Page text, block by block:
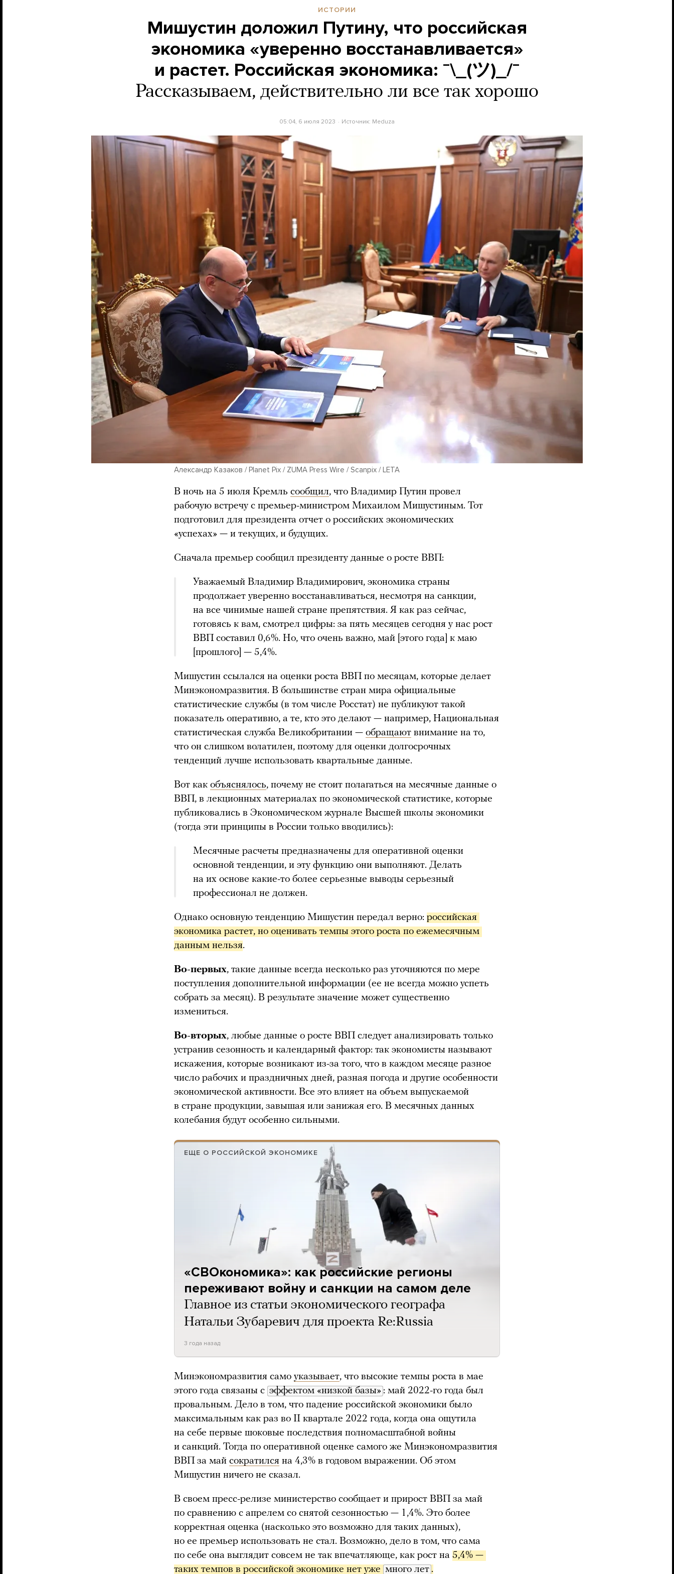
ИСТОРИИ
Мишустин доложил Путину, что российская
экономика «уверенно восстанавливается»
и растет. Российская экономика: ¯\_(ツ)_/¯
Рассказываем, действительно ли все так хорошо
05:04, 6 июля 2023 Источник: Meduza
Александр Казаков / Planet Pix / ZUMA Press Wire / Scanpix / LETA
В ночь на 5 июля Кремль сообщил, что Владимир Путин провел
рабочую встречу с премьер-министром Михаилом Мишустиным. Тот
подготовил для президента отчет о российских экономических
«успехах» — и текущих, и будущих.
Сначала премьер сообщил президенту данные о росте ВВП:
Уважаемый Владимир Владимирович, экономика страны
продолжает уверенно восстанавливаться, несмотря на санкции,
на все чинимые нашей стране препятствия. Я как раз сейчас,
готовясь к вам, смотрел цифры: за пять месяцев сегодня у нас рост
ВВП составил 0,6%. Но, что очень важно, май [этого года] к маю
[прошлого] — 5,4%.
Мишустин ссылался на оценки роста ВВП по месяцам, которые делает
Минэкономразвития. В большинстве стран мира официальные
статистические службы (в том числе Росстат) не публикуют такой
показатель оперативно, а те, кто это делают — например, Национальная
статистическая служба Великобритании — обращают внимание на то,
что он слишком волатилен, поэтому для оценки долгосрочных
тенденций лучше использовать квартальные данные.
Вот как объяснялось, почему не стоит полагаться на месячные данные о
ВВП, в лекционных материалах по экономической статистике, которые
публиковались в Экономическом журнале Высшей школы экономики
(тогда эти принципы в России только вводились):
Месячные расчеты предназначены для оперативной оценки
основной тенденции, и эту функцию они выполняют. Делать
на их основе какие-то более серьезные выводы серьезный
профессионал не должен.
Однако основную тенденцию Мишустин передал верно: российская
экономика растет, но оценивать темпы этого роста по ежемесячным
данным нельзя.
Во-первых, такие данные всегда несколько раз уточняются по мере
поступления дополнительной информации (ее не всегда можно успеть
собрать за месяц). В результате значение может существенно
измениться.
Во-вторых, любые данные о росте ВВП следует анализировать только
устранив сезонность и календарный фактор: так экономисты называют
искажения, которые возникают из-за того, что в каждом месяце разное
число рабочих и праздничных дней, разная погода и другие особенности
экономической активности. Все это влияет на объем выпускаемой
в стране продукции, завышая или занижая его. В месячных данных
колебания будут особенно сильными.
ЕЩЕ О РОССИЙСКОЙ ЭКОНОМИКЕ
«СВОкономика»: как российские регионы
переживают войну и санкции на самом деле
Главное из статьи экономического географа
Натальи Зубаревич для проекта Re:Russia
3 года назад
Минэкономразвития само указывает, что высокие темпы роста в мае
этого года связаны с эффектом «низкой базы» : май 2022-го года был
провальным. Дело в том, что падение российской экономики было
максимальным как раз во II квартале 2022 года, когда она ощутила
на себе первые шоковые последствия полномасштабной войны
и санкций. Тогда по оперативной оценке самого же Минэкономразвития
ВВП за май сократился на 4,3% в годовом выражении. Об этом
Мишустин ничего не сказал.
В своем пресс-релизе министерство сообщает и прирост ВВП за май
по сравнению с апрелем со снятой сезонностью — 1,4%. Это более
корректная оценка (насколько это возможно для таких данных),
но ее премьер использовать не стал. Возможно, дело в том, что сама
по себе она выглядит совсем не так впечатляюще, как рост на 5,4% —
таких темпов в российской экономике нет уже много лет .